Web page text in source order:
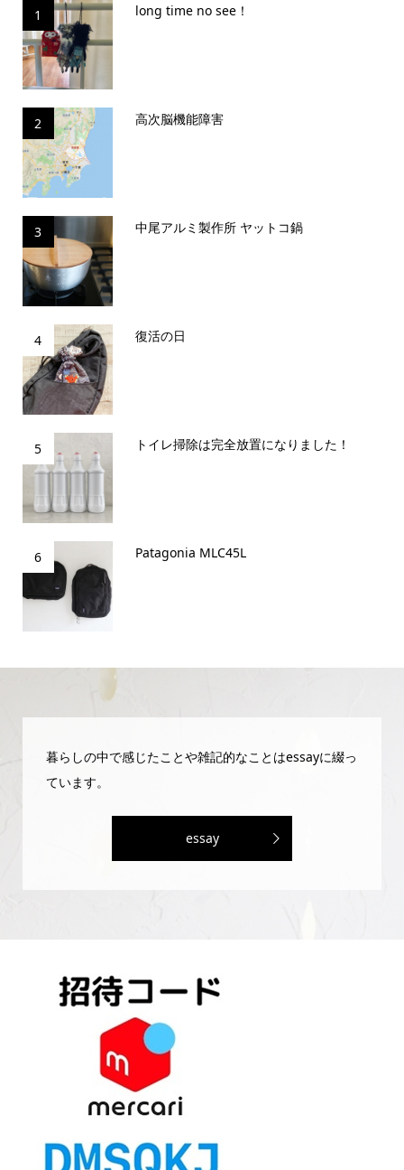
1 long time no see！
2 高次脳機能障害
3 中尾アルミ製作所 ヤットコ鍋
4 復活の日
5 トイレ掃除は完全放置になりました！
6 Patagonia MLC45L
暮らしの中で感じたことや雑記的なことはessayに綴っ
ています。
essay